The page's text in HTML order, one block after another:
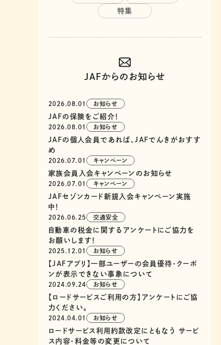
特集
JAFからのお知らせ
2026.08.01 お知らせ
JAFの保険をご紹介！
2026.08.01 お知らせ
JAFの個人会員であれば、JAFでんきがおすす
め
2026.07.01 キャンペーン
家族会員入会キャンペーンのお知らせ
2026.07.01 キャンペーン
JAFセゾンカード新規入会キャンペーン実施
中！
2026.06.25 交通安全
自動車の税金に関するアンケートにご協力を
お願いします！
2025.12.01 お知らせ
【JAFアプリ】一部ユーザーの会員優待・クーポ
ンが表示できない事象について
2024.09.24 お知らせ
【ロードサービスご利用の方】アンケートにご協
力ください。
2024.04.01 お知らせ
ロードサービス利用約款改定にともなう サービ
ス内容・料金等の変更について